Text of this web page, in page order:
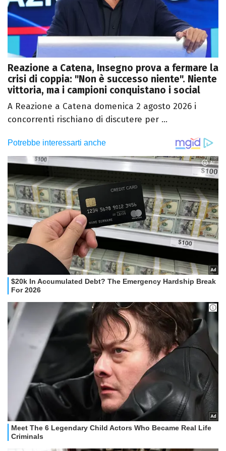
Reazione a Catena, Insegno prova a fermare la
crisi di coppia: "Non è successo niente". Niente
vittoria, ma i campioni conquistano i social
A Reazione a Catena domenica 2 agosto 2026 i
concorrenti rischiano di discutere per ...